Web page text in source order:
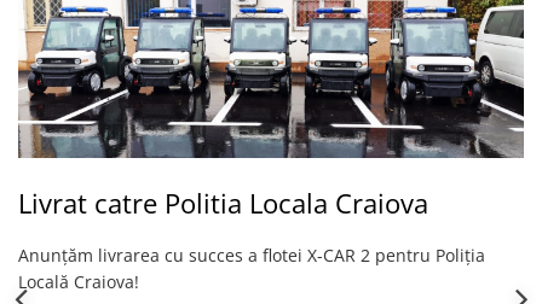
Livrat catre Politia Locala Craiova
Anunțăm livrarea cu succes a flotei X-CAR 2 pentru Poliția
Locală Craiova!